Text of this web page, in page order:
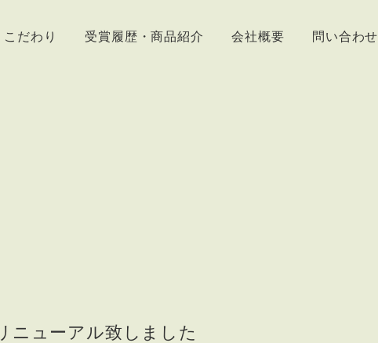
こだわり 受賞履歴・商品紹介 会社概要 問い合わせ
ニューアル致しました